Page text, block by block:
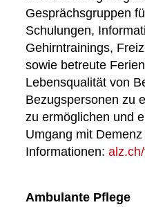
Gesprächsgruppen
Schulungen,
Gehirntrainings,
sowie betreute
Lebensqualität von
Bezugspersonen zu
zu ermöglichen und
Umgang mit
Informationen:
Ambulante Pflege